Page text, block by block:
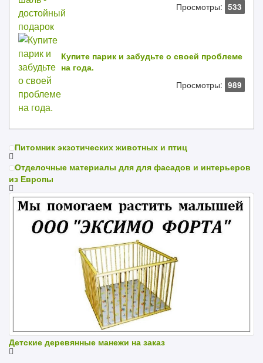
Просмотры: 533
Купите парик и забудьте о своей проблеме
на года.
Просмотры: 989
Питомник экзотических животных и птиц
Отделочные материалы для для фасадов и интерьеров
из Европы
Детские деревянные манежи на заказ